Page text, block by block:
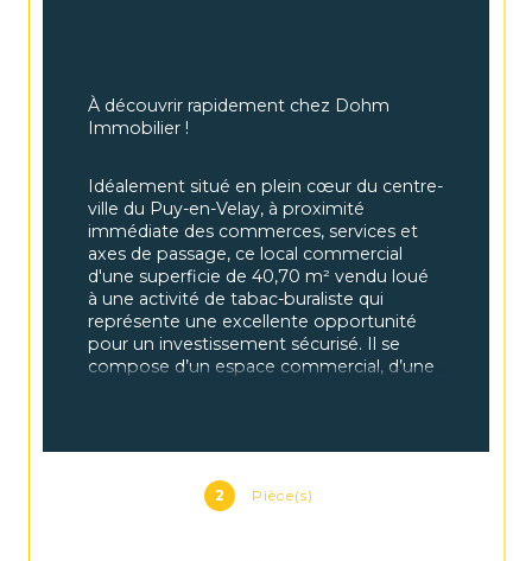
2 Pièce(s)
À découvrir rapidement chez Dohm
Immobilier !
Idéalement situé en plein cœur du centre-
ville du Puy-en-Velay, à proximité
immédiate des commerces, services et
axes de passage, ce local commercial
d'une superficie de 40,70 m² vendu loué
à une activité de tabac-buraliste qui
représente une excellente opportunité
pour un investissement sécurisé. Il se
compose d’un espace commercial, d’une
Bail commercial 3/6/9 en cours jusqu’au 31
€ hors charges.